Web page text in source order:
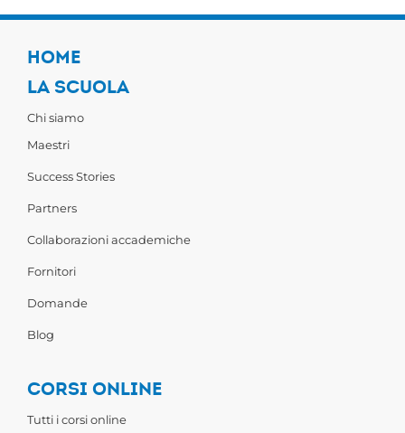
HOME
LA SCUOLA
Chi siamo
Maestri
Success Stories
Partners
Collaborazioni accademiche
Fornitori
Domande
Blog
CORSI ONLINE
Tutti i corsi online